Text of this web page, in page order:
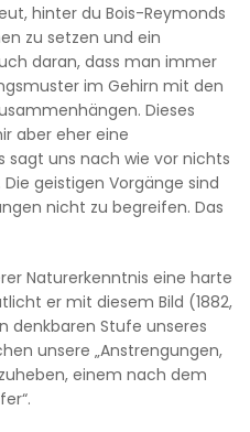
hinter du Bois-Reymonds
zu setzen und ein
daran, dass man immer
im Gehirn mit den
Dieses
aber eher eine
sagt uns nach wie vor nichts
geistigen Vorgänge sind
nicht zu begreifen. Das
Naturerkenntnis eine harte
er mit diesem Bild (1882,
denkbaren Stufe unseres
unsere „Anstrengungen,
einem nach dem